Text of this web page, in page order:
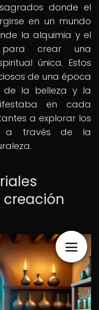
donde el
en un mundo
la alquimia y el
crear una
única. Estos
de una época
la belleza y la
en cada
a explorar los
a través de la